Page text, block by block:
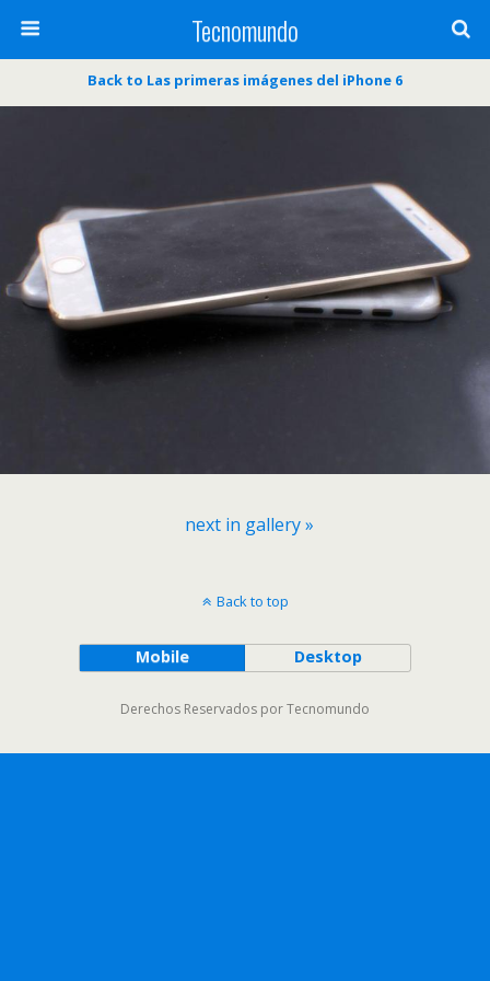
Tecnomundo
Back to Las primeras imágenes del iPhone 6
next in gallery »
Back to top
Mobile Desktop
Derechos Reservados por Tecnomundo